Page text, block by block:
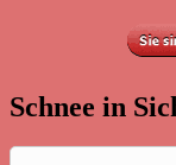
Schnee in